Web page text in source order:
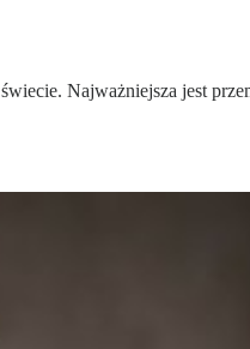
Najważniejsza jest